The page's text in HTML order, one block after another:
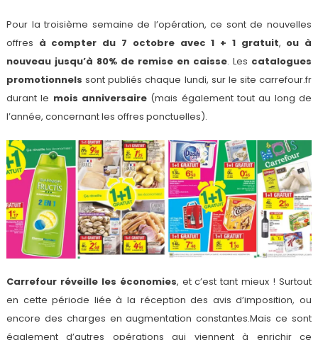
Pour la troisième semaine de l’opération, ce sont de nouvelles
offres à compter du 7 octobre avec 1 + 1 gratuit, ou à
nouveau jusqu’à 80% de remise en caisse. Les catalogues
promotionnels sont publiés chaque lundi, sur le site carrefour.fr
durant le mois anniversaire(mais également tout au long de
l’année, concernant les offres ponctuelles).
Carrefour réveille les économies, et c’est tant mieux ! Surtout
en cette période liée à la réception des avis d’imposition, ou
encore des charges en augmentation constantes.Mais ce sont
égalementd’autres opérations qui viennent à enrichir ce